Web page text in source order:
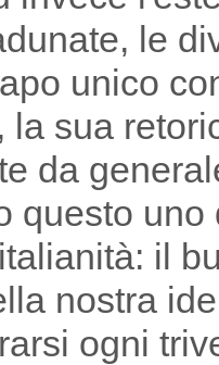
le
unico
la sua
da
questo
il
nostra
ogni